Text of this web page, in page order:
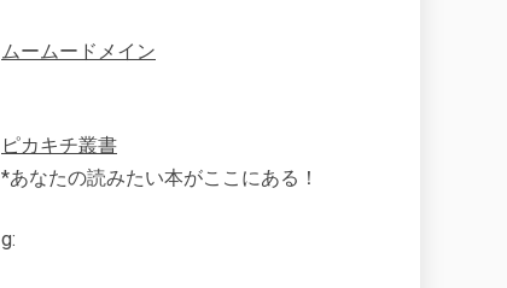
ムームードメイン
ピカキチ叢書
*あなたの読みたい本がここにある！
g: